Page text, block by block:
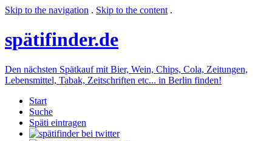
Skip to the navigation . Skip to the content .
spätifinder.de
Den nächsten Spätkauf mit Bier, Wein, Chips, Cola, Zeitungen,
Lebensmittel, Tabak, Zeitschriften etc... in Berlin finden!
Start
Suche
Späti eintragen